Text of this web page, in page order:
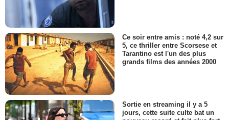
Ce soir entre amis : noté 4,2 sur
5, ce thriller entre Scorsese et
Tarantino est l'un des plus
grands films des années 2000
Sortie en streaming il y a 5
jours, cette suite culte bat un